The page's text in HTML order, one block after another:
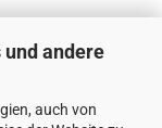
andere
auch von